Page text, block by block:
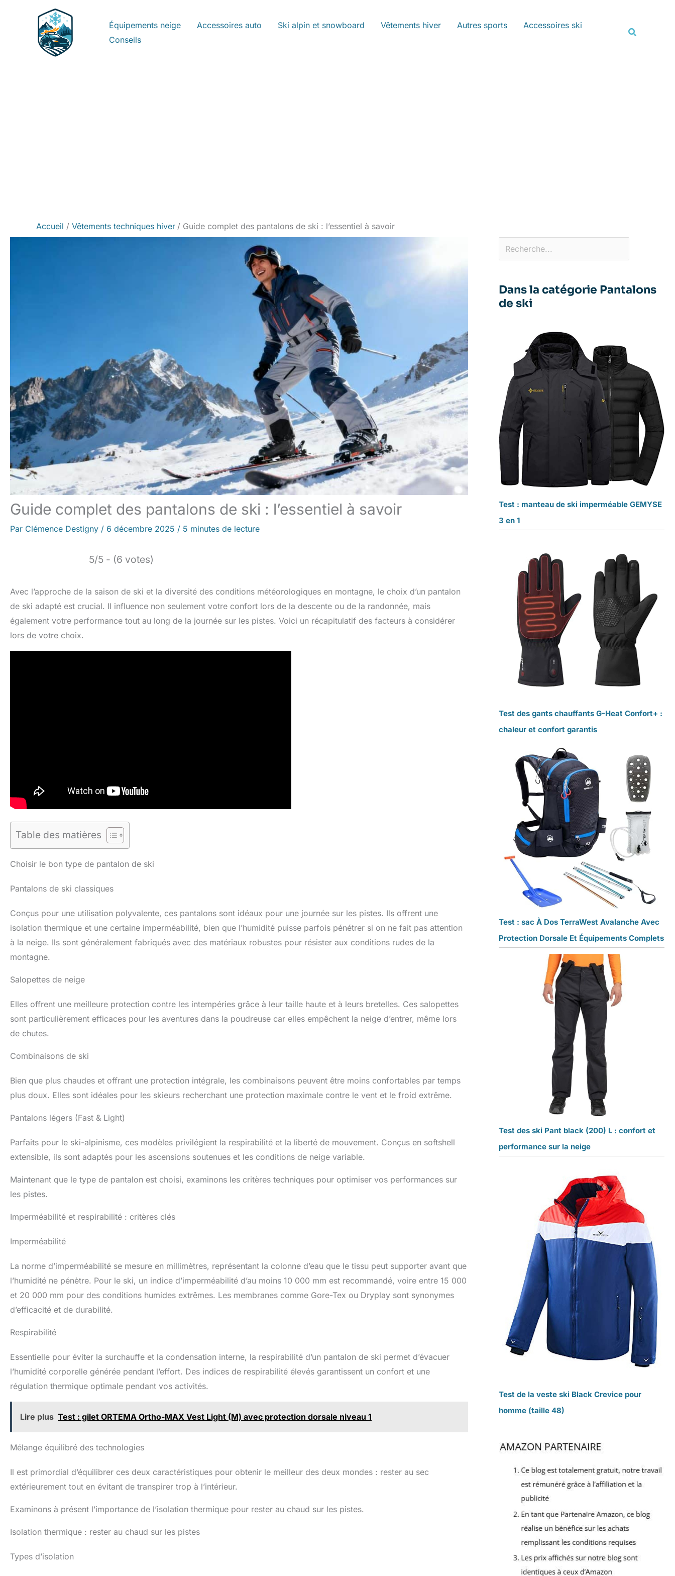
Équipements neige Accessoires auto Ski alpin et snowboard Vêtements hiver Autres sports
Accessoires ski
Conseils
Accueil Vêtements techniques hiver Guide complet des pantalons de ski : l’essentiel à savoir
Guide complet des pantalons de ski : l’essentiel à savoir
Par Clémence Destigny / 6 décembre 2025 / 5 minutes de lecture
5/5 - (6 votes)
Avec l’approche de la saison de ski et la diversité des conditions météorologiques en montagne, le choix d’un pantalon
de ski adapté est crucial. Il influence non seulement votre confort lors de la descente ou de la randonnée, mais
également votre performance tout au long de la journée sur les pistes. Voici un récapitulatif des facteurs à considérer
lors de votre choix.
Table des matières
Choisir le bon type de pantalon de ski
Pantalons de ski classiques
Conçus pour une utilisation polyvalente, ces pantalons sont idéaux pour une journée sur les pistes. Ils offrent une
isolation thermique et une certaine imperméabilité, bien que l’humidité puisse parfois pénétrer si on ne fait pas attention
à la neige. Ils sont généralement fabriqués avec des matériaux robustes pour résister aux conditions rudes de la
montagne.
Salopettes de neige
Elles offrent une meilleure protection contre les intempéries grâce à leur taille haute et à leurs bretelles. Ces salopettes
sont particulièrement efficaces pour les aventures dans la poudreuse car elles empêchent la neige d’entrer, même lors
de chutes.
Combinaisons de ski
Bien que plus chaudes et offrant une protection intégrale, les combinaisons peuvent être moins confortables par temps
plus doux. Elles sont idéales pour les skieurs recherchant une protection maximale contre le vent et le froid extrême.
Pantalons légers (Fast & Light)
Parfaits pour le ski-alpinisme, ces modèles privilégient la respirabilité et la liberté de mouvement. Conçus en softshell
extensible, ils sont adaptés pour les ascensions soutenues et les conditions de neige variable.
Maintenant que le type de pantalon est choisi, examinons les critères techniques pour optimiser vos performances sur
les pistes.
Imperméabilité et respirabilité : critères clés
Imperméabilité
La norme d’imperméabilité se mesure en millimètres, représentant la colonne d’eau que le tissu peut supporter avant que
l’humidité ne pénètre. Pour le ski, un indice d’imperméabilité d’au moins 10 000 mm est recommandé, voire entre 15 000
et 20 000 mm pour des conditions humides extrêmes. Les membranes comme Gore-Tex ou Dryplay sont synonymes
d’efficacité et de durabilité.
Respirabilité
Essentielle pour éviter la surchauffe et la condensation interne, la respirabilité d’un pantalon de ski permet d’évacuer
l’humidité corporelle générée pendant l’effort. Des indices de respirabilité élevés garantissent un confort et une
régulation thermique optimale pendant vos activités.
Lire plus Test : gilet ORTEMA Ortho-MAX Vest Light (M) avec protection dorsale niveau 1
Mélange équilibré des technologies
Il est primordial d’équilibrer ces deux caractéristiques pour obtenir le meilleur des deux mondes : rester au sec
extérieurement tout en évitant de transpirer trop à l’intérieur.
Examinons à présent l’importance de l’isolation thermique pour rester au chaud sur les pistes.
Isolation thermique : rester au chaud sur les pistes
Types d’isolation
Dans la catégorie Pantalons
de ski
Test : manteau de ski imperméable GEMYSE
3 en 1
Test des gants chauffants G-Heat Confort+ :
chaleur et confort garantis
Test : sac À Dos TerraWest Avalanche Avec
Protection Dorsale Et Équipements Complets
Test des ski Pant black (200) L : confort et
performance sur la neige
Test de la veste ski Black Crevice pour
homme (taille 48)